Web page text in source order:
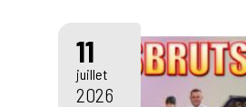
11
juillet
2026